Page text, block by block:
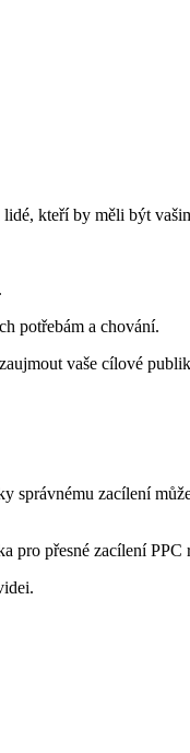
kteří by měli být
potřebám a chování.
vaše cílové
zacílení
pro přesné zacílení PPC